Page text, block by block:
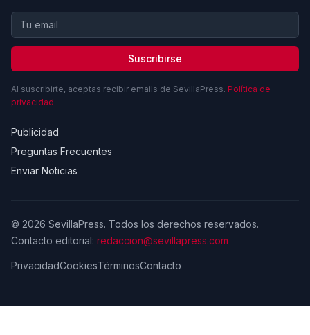
Suscribirse
Al suscribirte, aceptas recibir emails de SevillaPress. Política de
privacidad
Publicidad
Preguntas Frecuentes
Enviar Noticias
© 2026 SevillaPress. Todos los derechos reservados.
Contacto editorial: redaccion@sevillapress.com
PrivacidadCookiesTérminosContacto